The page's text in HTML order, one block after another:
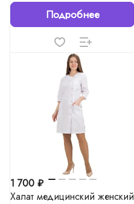
Подробнее
1 700 ₽
Халат медицинский женский